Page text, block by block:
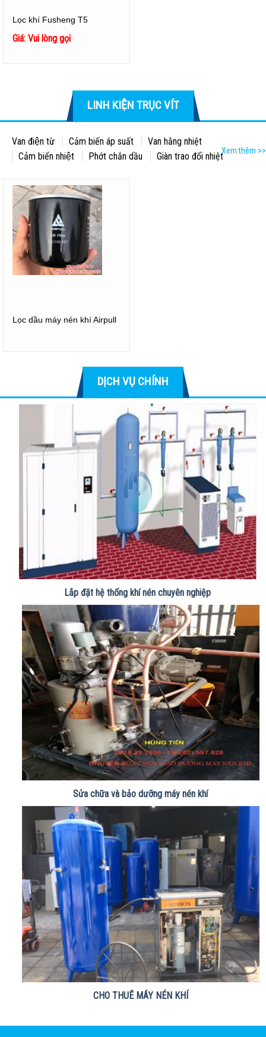
Lọc khí Fusheng T5
Giá: Vui lòng gọi
LINH KIỆN TRỤC VÍT
Van điện từ Cảm biến áp suất
Van hằng nhiệt
Cảm biến nhiệt
Phớt chắn dầu
Giàn trao đổi nhiệt
Tách dầu
Xem thêm >>
Lọc dầu máy nén khí Airpull
DỊCH VỤ CHÍNH
Lắp đặt hệ thống khí nén chuyên nghiệp
Sửa chữa và bảo dưỡng máy nén khí
CHO THUÊ MÁY NÉN KHÍ